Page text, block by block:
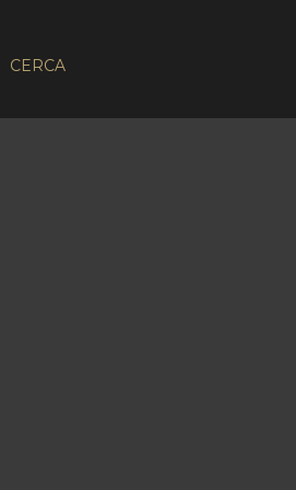
CERCA